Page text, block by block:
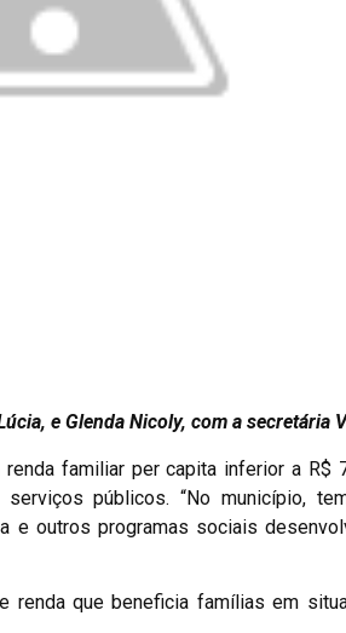
e Glenda Nicoly, com a secretária
familiar per capita inferior a R$
públicos. “No município,
e outros programas sociais
renda que beneficia famílias em